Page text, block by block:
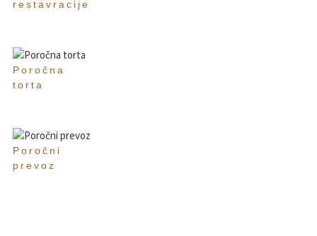
restavracije
Poročna
torta
Poročni
prevoz